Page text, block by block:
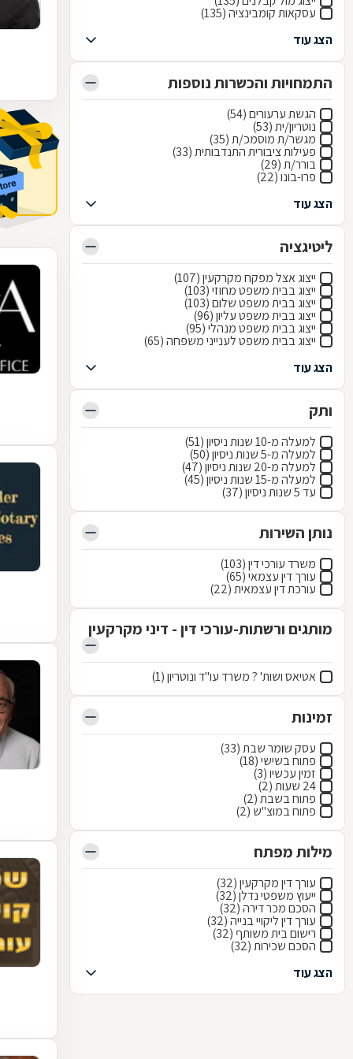
עסקאות קומבינציה (135)
הצג עוד
התמחויות והכשרות נוספות
הגשת ערעורים (54)
נוטריון/ית (53)
מגשר/ת מוסמכ/ת (35)
פעילות ציבורית התנדבותית (33)
בורר/ת (29)
פרו-בונו (22)
הצג עוד
ליטיגציה
ייצוג אצל מפקח מקרקעין (107)
ייצוג בבית משפט מחוזי (103)
ייצוג בבית משפט שלום (103)
ייצוג בבית משפט עליון (96)
ייצוג בבית משפט מנהלי (95)
ייצוג בבית משפט לענייני משפחה (65)
הצג עוד
ותק
למעלה מ-10 שנות ניסיון (51)
למעלה מ-5 שנות ניסיון (50)
למעלה מ-20 שנות ניסיון (47)
למעלה מ-15 שנות ניסיון (45)
עד 5 שנות ניסיון (37)
נותן השירות
משרד עורכי דין (103)
עורך דין עצמאי (65)
עורכת דין עצמאית (22)
מותגים ורשתות-עורכי דין - דיני מקרקעין
אטיאס ושות' ? משרד עו"ד ונוטריון (1)
זמינות
עסק שומר שבת (33)
פתוח בשישי (18)
זמין עכשיו (3)
24 שעות (2)
פתוח בשבת (2)
פתוח במוצ"ש (2)
מילות מפתח
עורך דין מקרקעין (32)
ייעוץ משפטי נדלן (32)
הסכם מכר דירה (32)
עורך דין ליקויי בנייה (32)
רישום בית משותף (32)
הסכם שכירות (32)
הצג עוד